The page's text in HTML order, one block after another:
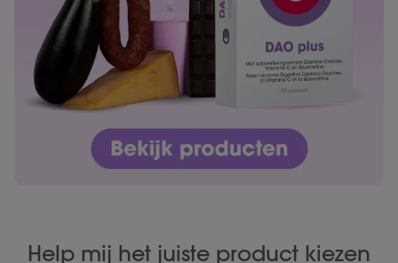
Help mij het juiste product kiezen